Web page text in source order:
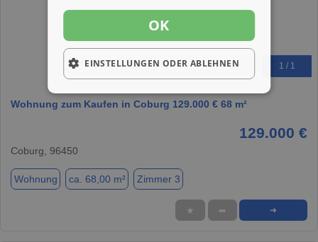
1 / 1
Wohnung zum Kaufen in Coburg 129.000 € 68 m²
129.000 €
Coburg, 96450
Wohnung ca. 68,00 m² Zimmer 3
★ ➦ ➜
OK
EINSTELLUNGEN ODER ABLEHNEN